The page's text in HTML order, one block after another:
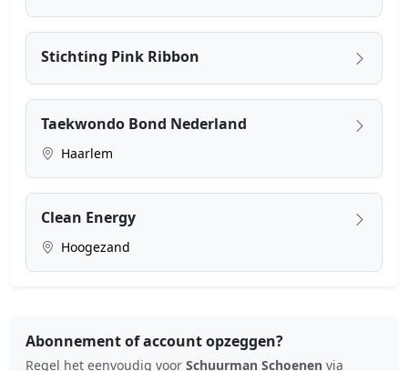
Stichting Pink Ribbon
Taekwondo Bond Nederland
Haarlem
Clean Energy
Hoogezand
Abonnement of account opzeggen?
Regel het eenvoudig voor Schuurman Schoenen via